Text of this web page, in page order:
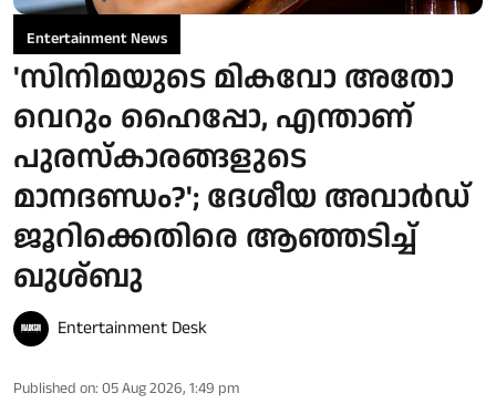
Entertainment News
'സിനിമയുടെ മികവോ അതോ
വെറും ഹൈപ്പോ, എന്താണ്
പുരസ്‌കാരങ്ങളുടെ
മാനദണ്ഡം?'; ദേശീയ അവാർഡ്
ജൂറിക്കെതിരെ ആഞ്ഞടിച്ച്
ഖുശ്ബു
Entertainment Desk
Published on: 05 Aug 2026, 1:49 pm